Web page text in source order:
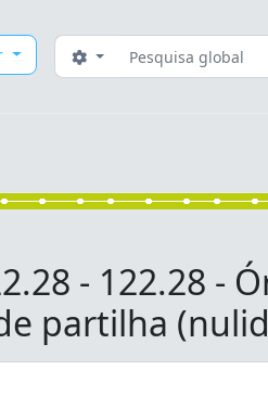
Buscar
Opções de busca
- 122.28 -
partilha